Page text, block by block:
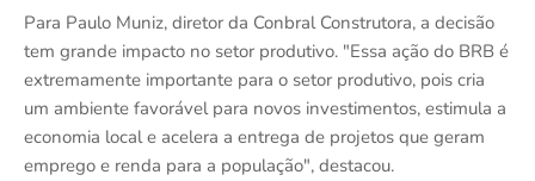
Para Paulo Muniz, diretor da Conbral Construtora, a decisão
tem grande impacto no setor produtivo. "Essa ação do BRB é
extremamente importante para o setor produtivo, pois cria
um ambiente favorável para novos investimentos, estimula a
economia local e acelera a entrega de projetos que geram
emprego e renda para a população", destacou.